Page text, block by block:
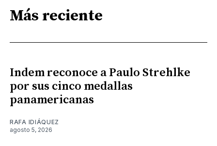
Más reciente
Indem reconoce a Paulo Strehlke
por sus cinco medallas
panamericanas
RAFA IDIÁQUEZ
agosto 5, 2026